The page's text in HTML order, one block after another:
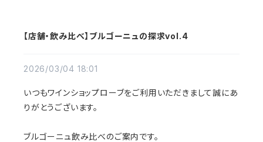
【店舗・飲み比べ】ブルゴーニュの探求vol.4
2026/03/04 18:01
いつもワインショップローブをご利用いただきまして誠にあ
りがとうございます。
ブルゴーニュ飲み比べのご案内です。